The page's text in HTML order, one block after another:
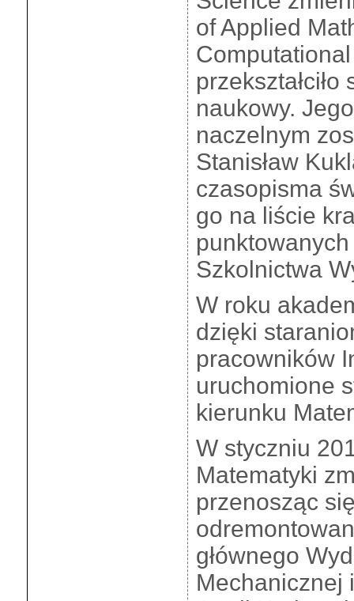
of Applied
naukowy.
naczelnym
Stanisław
czasopisma
go na liście
Szkolnictwa
W roku
dzięki
pracowników
uruchomione
kierunku
W styczniu
Matematyki
przenosząc
głównego
Mechanicznej